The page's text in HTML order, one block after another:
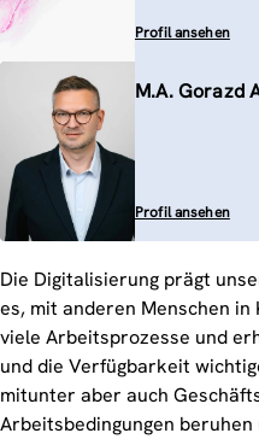
Profil ansehen
M.A. Gorazd
Profil ansehen
Die Digitalisierung prägt
es, mit anderen Menschen
viele Arbeitsprozesse und
und die Verfügbarkeit
mitunter aber auch
Arbeitsbedingungen